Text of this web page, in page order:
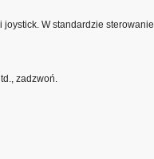
W standardzie
zadzwoń.